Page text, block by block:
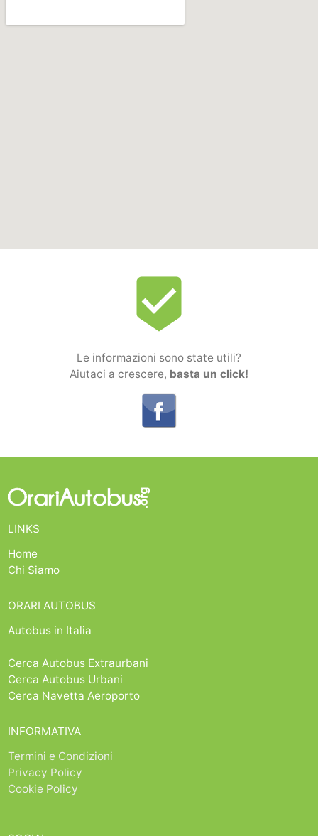
beenhere
Le informazioni sono state utili?
Aiutaci a crescere, basta un click!
LINKS
Home
Chi Siamo
ORARI AUTOBUS
Autobus in Italia
Cerca Autobus Extraurbani
Cerca Autobus Urbani
Cerca Navetta Aeroporto
INFORMATIVA
Termini e Condizioni
Privacy Policy
Cookie Policy